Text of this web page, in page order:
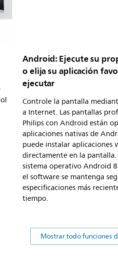
Android: Ejecute su
o elija su aplicación
ejecutar
Controle la pantalla
a Internet. Las pantallas
Philips con Android están
aplicaciones nativas de
puede instalar aplicaciones
directamente en la
sistema operativo Android
el software se mantenga
especificaciones más
tiempo.
Mostrar todo funciones